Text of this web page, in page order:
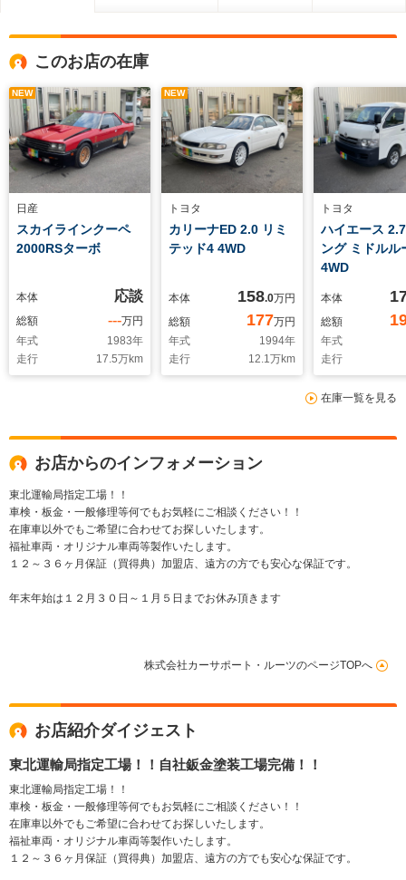
このお店の在庫
NEW
日産
スカイラインクーペ
2000RSターボ
本体 応談
総額 ---万円
年式
1983年
走行
17.5万km
NEW
トヨタ
カリーナED 2.0 リミ
テッド4 4WD
本体 158.0万円
総額
177万円
年式
1994年
走行
12.1万km
トヨタ
ハイエース
ング ミドルル
4WD
本体
総額
年式
走行
在庫一覧を見る
お店からのインフォメーション
東北運輸局指定工場！！
車検・板金・一般修理等何でもお気軽にご相談ください！！
在庫車以外でもご希望に合わせてお探しいたします。
福祉車両・オリジナル車両等製作いたします。
１２～３６ヶ月保証（買得典）加盟店、遠方の方でも安心な保証です。
年末年始は１２月３０日～１月５日までお休み頂きます
株式会社カーサポート・ルーツのページTOPへ
お店紹介ダイジェスト
東北運輸局指定工場！！自社鈑金塗装工場完備！！
東北運輸局指定工場！！
車検・板金・一般修理等何でもお気軽にご相談ください！！
在庫車以外でもご希望に合わせてお探しいたします。
福祉車両・オリジナル車両等製作いたします。
１２～３６ヶ月保証（買得典）加盟店、遠方の方でも安心な保証です。